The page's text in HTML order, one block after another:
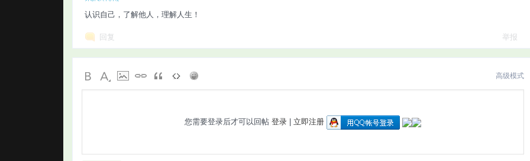
认识自己，了解他人，理解人生！
回复 举报
高级模式
您需要登录后才可以回帖 登录 立即注册